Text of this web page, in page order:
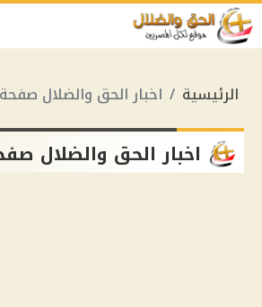
الرئيسية اخبار الحق والضلال صفحة 3
اخبار الحق والضلال